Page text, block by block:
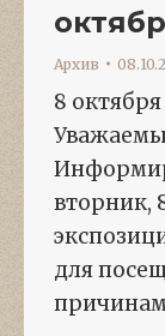
Архив
8
вторник,
для